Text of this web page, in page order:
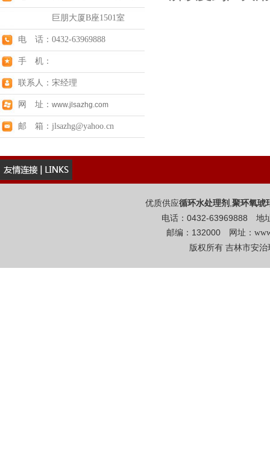
巨朋大厦B座1501室
电 话：0432-63969888
手 机：
联系人：宋经理
网 址： www.jlsazhg.com
邮 箱：jlsazhg@yahoo.cn
优质供应循环水处理剂 ,聚环氧琥
电话：0432-63969888 地
邮编：132000 网址：
版权所有 吉林市安